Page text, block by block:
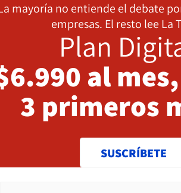
mayoría no entiende el debate
empresas. El resto lee La
Plan
al
3 primeros
SUSCRÍBETE